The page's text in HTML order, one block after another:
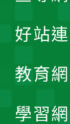
好站
教育
學習